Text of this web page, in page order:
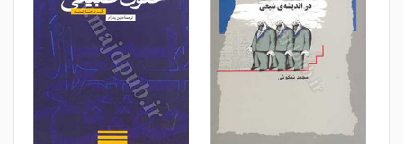
مشاهده و خرید مشاهده و خرید